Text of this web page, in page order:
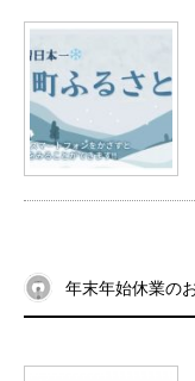
年末年始休業の